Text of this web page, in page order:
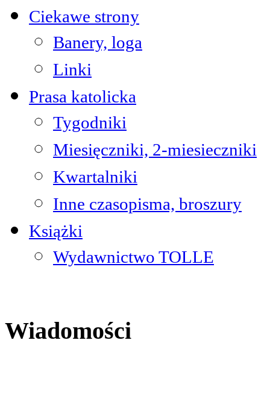
Ciekawe strony
Banery, loga
Linki
Prasa katolicka
Tygodniki
Miesięczniki, 2-miesieczniki
Kwartalniki
Inne czasopisma, broszury
Książki
Wydawnictwo TOLLE
Wiadomości